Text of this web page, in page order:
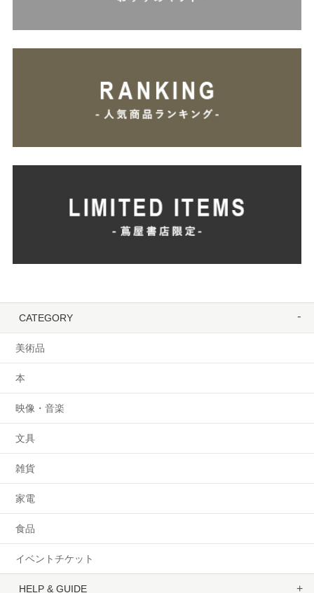
CATEGORY
美術品
本
映像・音楽
文具
雑貨
家電
食品
イベントチケット
HELP & GUIDE